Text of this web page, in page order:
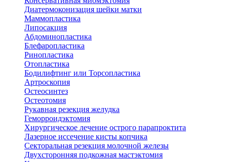
Диатермоконизация шейки матки
Маммопластика
Липосакция
Абдоминопластика
Блефаропластика
Ринопластика
Отопластика
Бодилифтинг или Торсопластика
Артроскопия
Остеосинтез
Остеотомия
Рукавная резекция желудка
Геморроидэктомия
Хирургическое лечение острого парапроктита
Лазерное иссечение кисты копчика
Секторальная резекция молочной железы
Двухсторонняя подкожная мастэктомия